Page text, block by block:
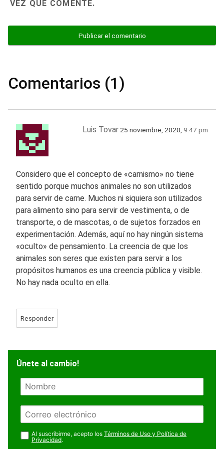
VEZ QUE COMENTE.
Comentarios (1)
Luis Tovar 25 noviembre, 2020, 9:47 pm
Considero que el concepto de «carnismo» no tiene
sentido porque muchos animales no son utilizados
para servir de carne. Muchos ni siquiera son utilizados
para alimento sino para servir de vestimenta, o de
transporte, o de mascotas, o de sujetos forzados en
experimentación. Además, aquí no hay ningún sistema
«oculto» de pensamiento. La creencia de que los
animales son seres que existen para servir a los
propósitos humanos es una creencia pública y visible.
No hay nada oculto en ella.
Responder
Únete al cambio!
N
r
e
E
m
a
i
Al suscribirme, acepto los Términos de Uso y Política de
Privacidad.